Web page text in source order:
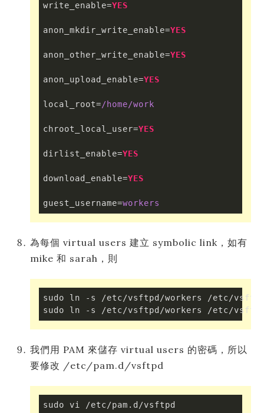
write_enable=YES
anon_mkdir_write_enable=YES
anon_other_write_enable=YES
anon_upload_enable=YES
local_root=/home/work
chroot_local_user=YES
dirlist_enable=YES
download_enable=YES
guest_username=workers
為每個 virtual users 建立 symbolic link，如有
mike 和 sarah，則
sudo ln -s /etc/vsftpd/workers /etc/
sudo ln -s /etc/vsftpd/workers /etc/
我們用 PAM 來儲存 virtual users 的密碼，所以
要修改 /etc/pam.d/vsftpd
sudo vi /etc/pam.d/vsftpd